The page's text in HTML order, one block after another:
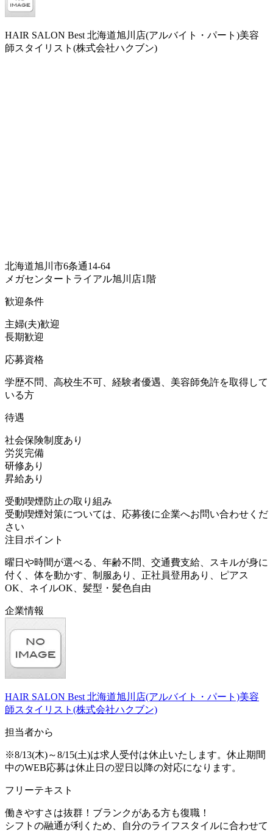
HAIR SALON Best 北海道旭川店(アルバイト・パート)美容
師スタイリスト(株式会社ハクブン)
北海道旭川市6条通14-64
メガセンタートライアル旭川店1階
歓迎条件
主婦(夫)歓迎
長期歓迎
応募資格
学歴不問、高校生不可、経験者優遇、美容師免許を取得して
いる方
待遇
社会保険制度あり
労災完備
研修あり
昇給あり
受動喫煙防止の取り組み
受動喫煙対策については、応募後に企業へお問い合わせくだ
さい
注目ポイント
曜日や時間が選べる、年齢不問、交通費支給、スキルが身に
付く、体を動かす、制服あり、正社員登用あり、ピアス
OK、ネイルOK、髪型・髪色自由
企業情報
HAIR SALON Best 北海道旭川店(アルバイト・パート)美容
師スタイリスト(株式会社ハクブン)
担当者から
※8/13(木)～8/15(土)は求人受付は休止いたします。休止期間
中のWEB応募は休止日の翌日以降の対応になります。
フリーテキスト
働きやすさは抜群！ブランクがある方も復職！
シフトの融通が利くため、自分のライフスタイルに合わせて